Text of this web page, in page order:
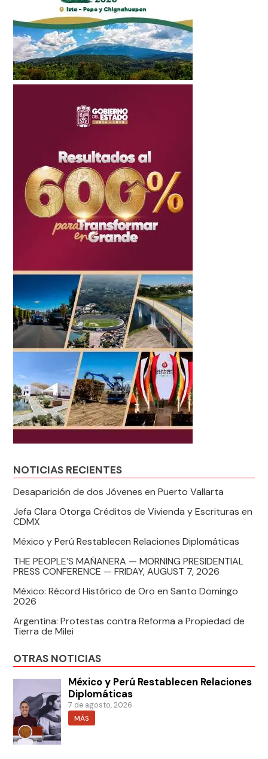
NOTICIAS RECIENTES
Desaparición de dos Jóvenes en Puerto Vallarta
Jefa Clara Otorga Créditos de Vivienda y Escrituras en
CDMX
México y Perú Restablecen Relaciones Diplomáticas
THE PEOPLE’S MAÑANERA — MORNING PRESIDENTIAL
PRESS CONFERENCE — FRIDAY, AUGUST 7, 2026
México: Récord Histórico de Oro en Santo Domingo
2026
Argentina: Protestas contra Reforma a Propiedad de
Tierra de Milei
OTRAS NOTICIAS
México y Perú Restablecen Relaciones
Diplomáticas
7 de agosto, 2026
MÁS